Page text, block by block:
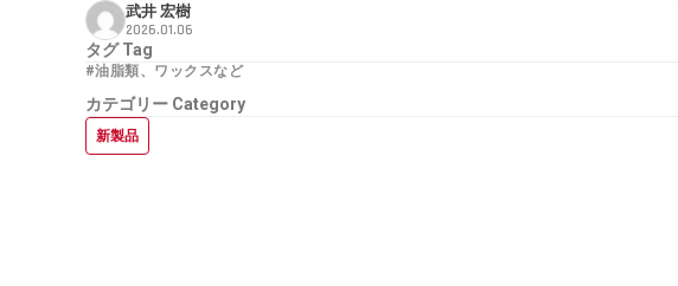
武井 宏樹
2026.01.06
タグTag
#油脂類、ワックスなど
カテゴリー Category
新製品